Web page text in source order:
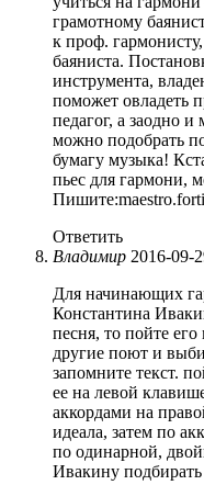
грамотному
к проф.
баяниста.
инструмента,
поможет овладеть
педагог, а заодно и
можно подобрать
бумагу музыка!
пьес для гармони,
Ответить
Владимир 2016-09-
Для начинающих
Константина
песня, то пойте
другие поют и
запомните текст.
ее на левой
аккордами на
идеала, затем по
по одинарной,
Ивакину подбирать